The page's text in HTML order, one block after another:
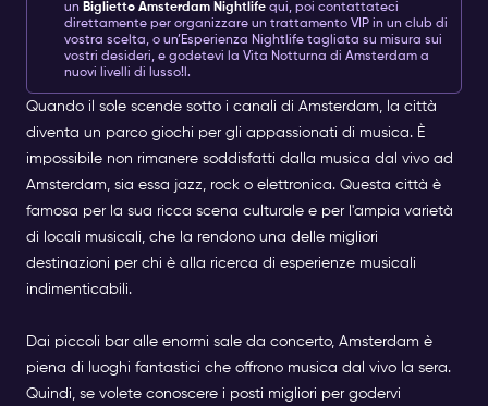
un Biglietto Amsterdam Nightlife qui, poi contattateci
direttamente per organizzare un trattamento VIP in un club di
vostra scelta, o un’Esperienza Nightlife tagliata su misura sui
vostri desideri, e godetevi la Vita Notturna di Amsterdam a
nuovi livelli di lusso!l.
Quando il sole scende sotto i canali di Amsterdam, la città
diventa un parco giochi per gli appassionati di musica. È
impossibile non rimanere soddisfatti dalla musica dal vivo ad
Amsterdam, sia essa jazz, rock o elettronica. Questa città è
famosa per la sua ricca scena culturale e per l'ampia varietà
di locali musicali, che la rendono una delle migliori
destinazioni per chi è alla ricerca di esperienze musicali
indimenticabili.
Dai piccoli bar alle enormi sale da concerto, Amsterdam è
piena di luoghi fantastici che offrono musica dal vivo la sera.
Quindi, se volete conoscere i posti migliori per godervi